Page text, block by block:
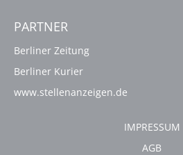
PARTNER
Berliner Zeitung
Berliner Kurier
www.stellenanzeigen.de
IMPRESSUM
AGB